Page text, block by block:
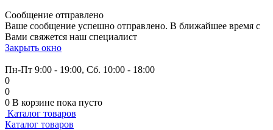
Сообщение отправлено
Ваше сообщение успешно отправлено. В ближайшее время с
Вами свяжется наш специалист
Закрыть окно
Пн-Пт 9:00 - 19:00, Сб. 10:00 - 18:00
0
0
0 В корзине пока пусто
Каталог товаров
Каталог товаров